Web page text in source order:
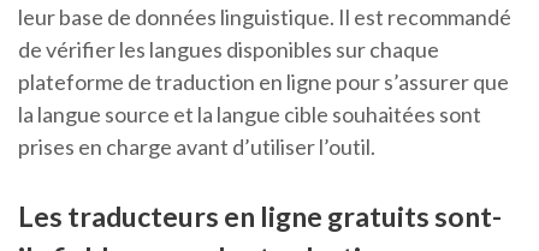
leur base de données linguistique. Il est recommandé
de vérifier les langues disponibles sur chaque
plateforme de traduction en ligne pour s’assurer que
la langue source et la langue cible souhaitées sont
prises en charge avant d’utiliser l’outil.
Les traducteurs en ligne gratuits sont-